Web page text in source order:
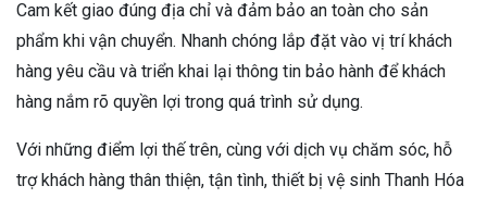
Cam kết giao đúng địa chỉ và đảm bảo an toàn cho sản
phẩm khi vận chuyển. Nhanh chóng lắp đặt vào vị trí khách
hàng yêu cầu và triển khai lại thông tin bảo hành để khách
hàng nắm rõ quyền lợi trong quá trình sử dụng.
Với những điểm lợi thế trên, cùng với dịch vụ chăm sóc, hỗ
trợ khách hàng thân thiện, tận tình, thiết bị vệ sinh Thanh Hóa